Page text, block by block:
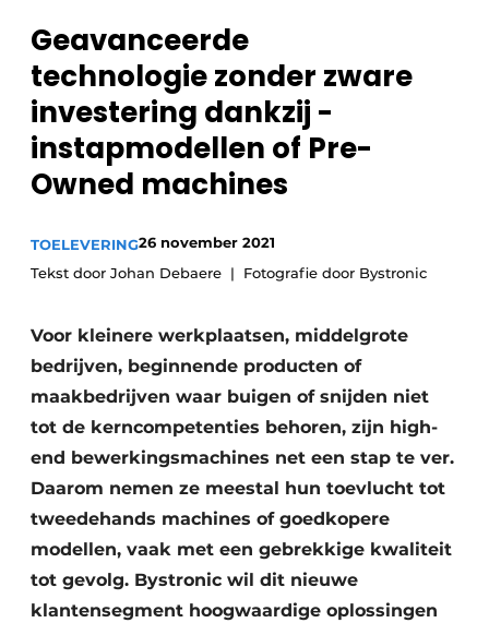
Vacature aanmelden
Vacatures
Video’s
Geavanceerde
technologie zonder zware
investering ­dankzij ­
instapmodellen of ­Pre-
Owned ­machines
TOELEVERING26 november 2021
Tekst door Johan Debaere
Fotografie door Bystronic
Voor kleinere werkplaatsen, middelgrote
bedrijven, beginnende producten of
maakbedrijven waar buigen of snijden niet
tot de kerncompetenties behoren, zijn high-
end bewerkingsmachines net een stap te ver.
Daarom nemen ze meestal hun toevlucht tot
tweedehands machines of goedkopere
modellen, vaak met een gebrekkige kwaliteit
tot gevolg. Bystronic wil dit nieuwe
klantensegment hoogwaardige oplossingen